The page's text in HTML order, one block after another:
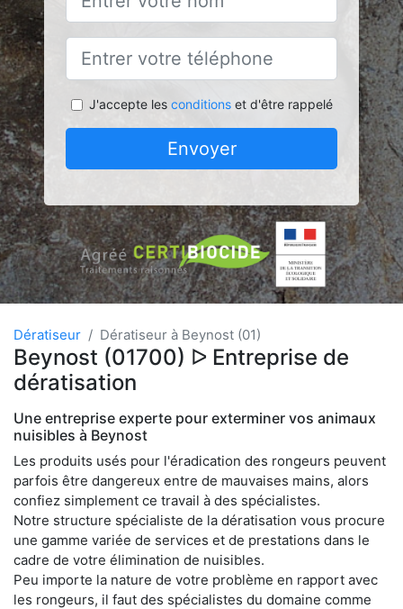
J'accepte les conditionset d'être rappelé
Envoyer
Dératiseur Dératiseur à Beynost (01)
Beynost (01700) ᐅ Entreprise de
dératisation
Une entreprise experte pour exterminer vos animaux
nuisibles à Beynost
Les produits usés pour l'éradication des rongeurs peuvent
parfois être dangereux entre de mauvaises mains, alors
confiez simplement ce travail à des spécialistes.
Notre structure spécialiste de la dératisation vous procure
une gamme variée de services et de prestations dans le
cadre de votre élimination de nuisibles.
Peu importe la nature de votre problème en rapport avec
les rongeurs, il faut des spécialistes du domaine comme